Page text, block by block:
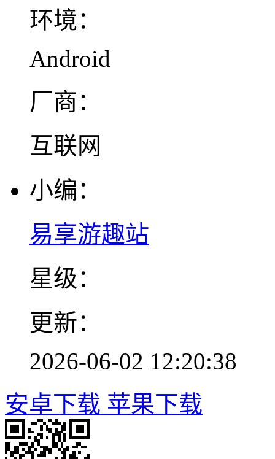
环境：
Android
厂商：
互联网
小编：
易享游趣站
星级：
更新：
2026-06-02 12:20:38
安卓下载 苹果下载